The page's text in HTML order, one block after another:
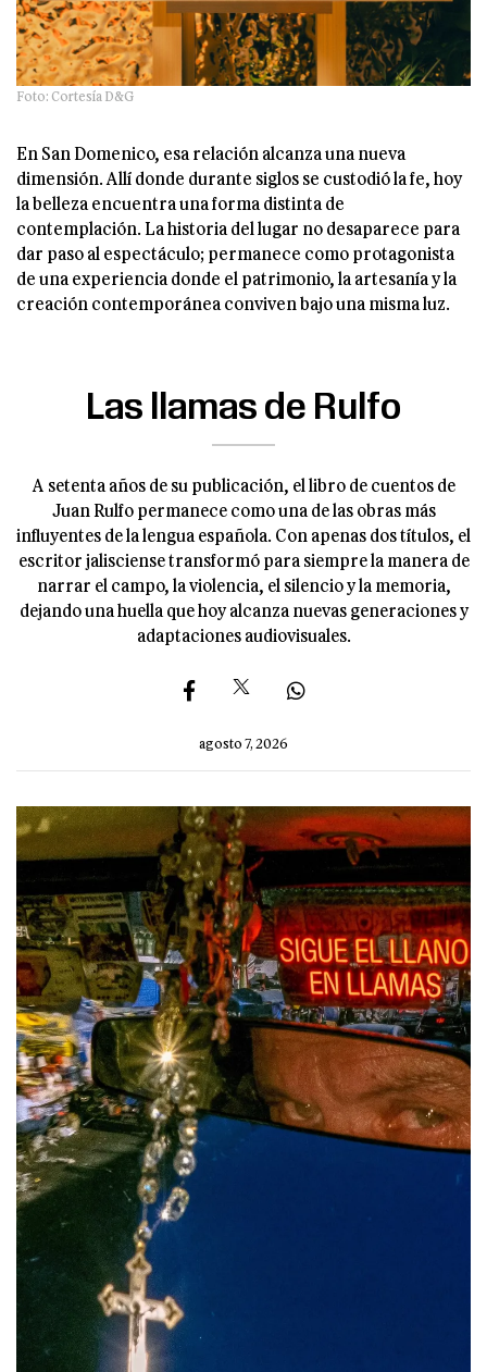
Foto: Cortesía D&G
En San Domenico, esa relación alcanza una nueva
dimensión. Allí donde durante siglos se custodió la fe, hoy
la belleza encuentra una forma distinta de
contemplación. La historia del lugar no desaparece para
dar paso al espectáculo; permanece como protagonista
de una experiencia donde el patrimonio, la artesanía y la
creación contemporánea conviven bajo una misma luz.
Las llamas de Rulfo
A setenta años de su publicación, el libro de cuentos de
Juan Rulfo permanece como una de las obras más
influyentes de la lengua española. Con apenas dos títulos, el
escritor jalisciense transformó para siempre la manera de
narrar el campo, la violencia, el silencio y la memoria,
dejando una huella que hoy alcanza nuevas generaciones y
adaptaciones audiovisuales.
agosto 7, 2026